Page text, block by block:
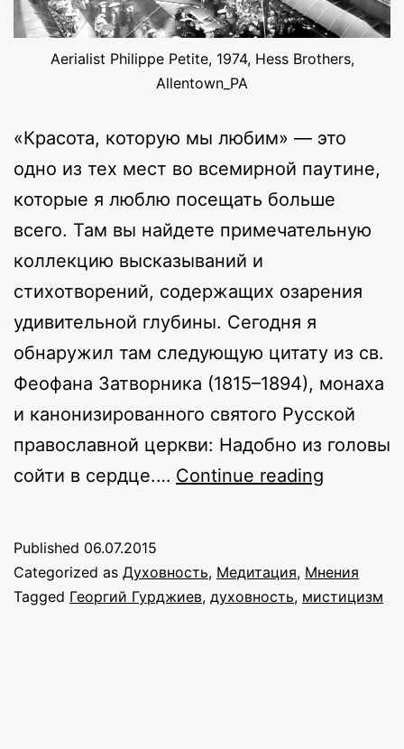
Aerialist Philippe Petite, 1974, Hess Brothers,
Allentown_PA
«Красота, которую мы любим» — это
одно из тех мест во всемирной паутине,
которые я люблю посещать больше
всего. Там вы найдете примечательную
коллекцию высказываний и
стихотворений, содержащих озарения
удивительной глубины. Сегодня я
обнаружил там следующую цитату из св.
Феофана Затворника (1815–1894), монаха
и канонизированного святого Русской
православной церкви: Надобно из головы
сойти в сердце.… Continue reading
Published 06.07.2015
Categorized as Духовность, Медитация, Мнения
Tagged Георгий Гурджиев, духовность, мистицизм